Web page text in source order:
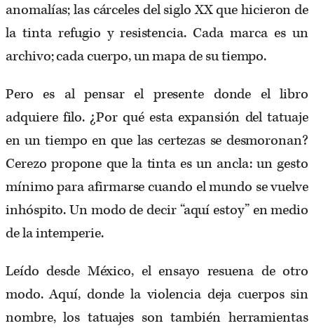
anomalías; las cárceles del siglo XX que hicieron de
la tinta refugio y resistencia. Cada marca es un
archivo; cada cuerpo, un mapa de su tiempo.
Pero es al pensar el presente donde el libro
adquiere filo. ¿Por qué esta expansión del tatuaje
en un tiempo en que las certezas se desmoronan?
Cerezo propone que la tinta es un ancla: un gesto
mínimo para afirmarse cuando el mundo se vuelve
inhóspito. Un modo de decir “aquí estoy” en medio
de la intemperie.
Leído desde México, el ensayo resuena de otro
modo. Aquí, donde la violencia deja cuerpos sin
nombre, los tatuajes son también herramientas